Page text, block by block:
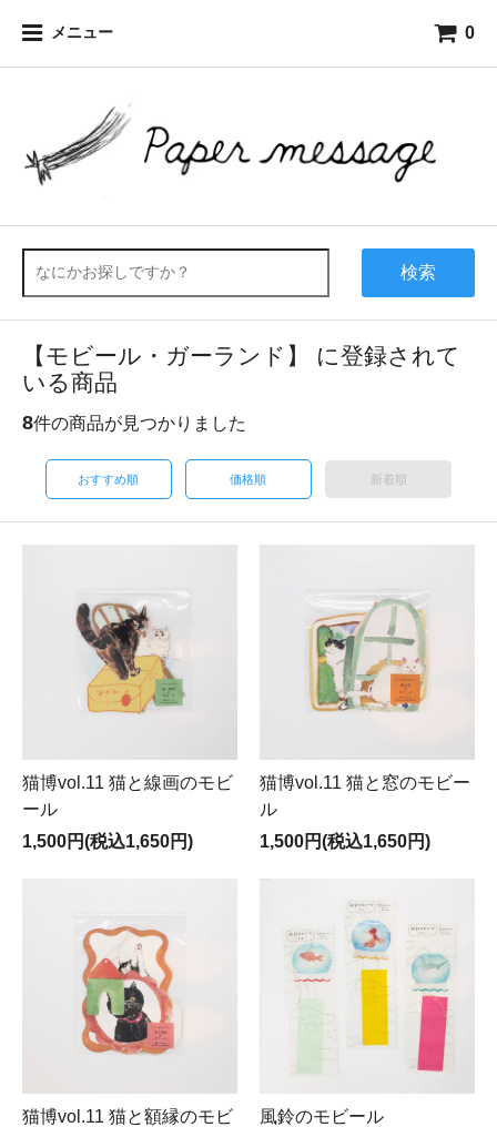
メニュー 0
検索
【モビール・ガーランド】 に登録されて
いる商品
8件の商品が見つかりました
おすすめ順 価格順 新着順
猫博vol.11 猫と線画のモビ
ール
1,500円(税込1,650円)
猫博vol.11 猫と窓のモビー
ル
1,500円(税込1,650円)
猫博vol.11 猫と額縁のモビ
風鈴のモビール